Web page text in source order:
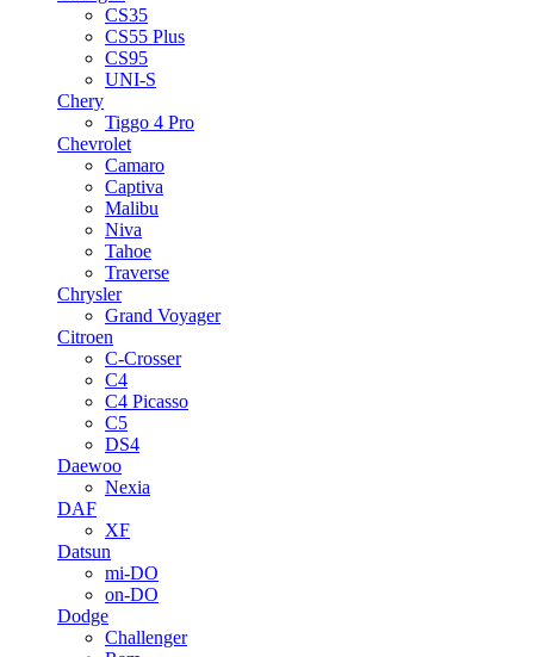
CS35
CS55 Plus
CS95
UNI-S
Chery
Tiggo 4 Pro
Chevrolet
Camaro
Captiva
Malibu
Niva
Tahoe
Traverse
Chrysler
Grand Voyager
Citroen
C-Crosser
C4
C4 Picasso
C5
DS4
Daewoo
Nexia
DAF
XF
Datsun
mi-DO
on-DO
Dodge
Challenger